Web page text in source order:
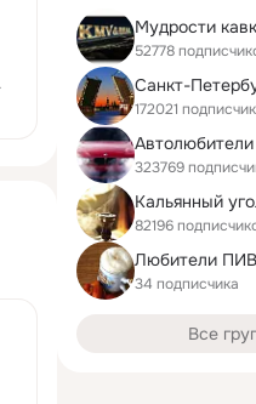
Мудрости
52778
Санкт-
172021 подписчик
Автолюбители
323769
Кальянный
82196
Любители
34 подписчика
Все